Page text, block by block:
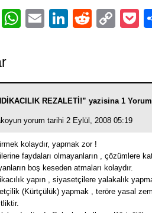
TwitterWhatsApp
EmailLinkedIn
Reddit
REZALETİ!” yazisina 1
yorum tarihi 2 Eylül, 2008 05:19
kolaydır, yapmak zor !
faydaları olmayanların , çözümlere
boş keseden atmaları kolaydır.
yapın , siyasetçilere yalakalık
(Kürtçülük) yapmak , teröre yasal